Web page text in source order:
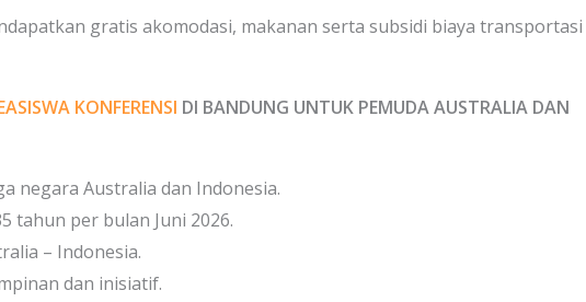
gratis akomodasi, makanan serta subsidi biaya transportasi
KONFERENSI DI BANDUNG UNTUK PEMUDA AUSTRALIA DAN
negara Australia dan Indonesia.
tahun per bulan Juni 2026.
– Indonesia.
dan inisiatif.